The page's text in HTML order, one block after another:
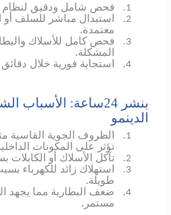
1. فحص شامل ودقيق لنظام
2.
استبدال مباشر للسلف أو
معتمدة.
3.
فحص كامل للأسلاك
المشكلة.
4. استجابة فورية خلال
بنشر 24ساعة:
الدينمو
1.
الظروف الجوية القاسية
تؤثر على المكونات
2. تآكل الأسلاك أو الكابلات
3.
استهلاك زائد للكهرباء
طويلة.
4.
ضعف البطارية مما يجهد
مستمر.